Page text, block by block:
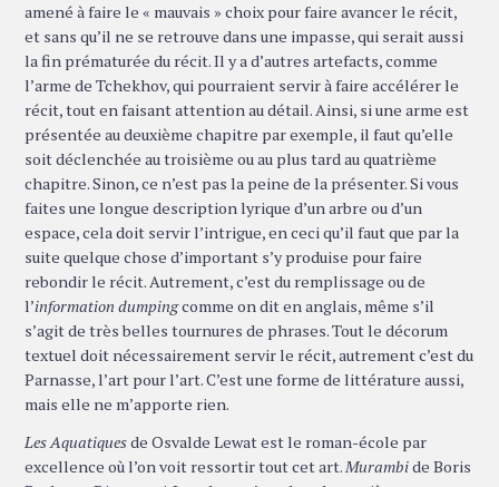
amené à faire le « mauvais » choix pour faire avancer le récit,
et sans qu’il ne se retrouve dans une impasse, qui serait aussi
la fin prématurée du récit. Il y a d’autres artefacts, comme
l’arme de Tchekhov, qui pourraient servir à faire accélérer le
récit, tout en faisant attention au détail. Ainsi, si une arme est
présentée au deuxième chapitre par exemple, il faut qu’elle
soit déclenchée au troisième ou au plus tard au quatrième
chapitre. Sinon, ce n’est pas la peine de la présenter. Si vous
faites une longue description lyrique d’un arbre ou d’un
espace, cela doit servir l’intrigue, en ceci qu’il faut que par la
suite quelque chose d’important s’y produise pour faire
rebondir le récit. Autrement, c’est du remplissage ou de
l’information dumpingcomme on dit en anglais, même s’il
s’agit de très belles tournures de phrases. Tout le décorum
textuel doit nécessairement servir le récit, autrement c’est du
Parnasse, l’art pour l’art. C’est une forme de littérature aussi,
mais elle ne m’apporte rien.
Les Aquatiquesde Osvalde Lewat est le roman-école par
excellence où l’on voit ressortir tout cet art.Murambide Boris